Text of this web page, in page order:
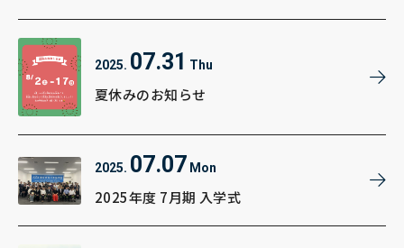
2025. 07.31 Thu
夏休みのお知らせ
2025. 07.07 Mon
2025年度 7月期 入学式